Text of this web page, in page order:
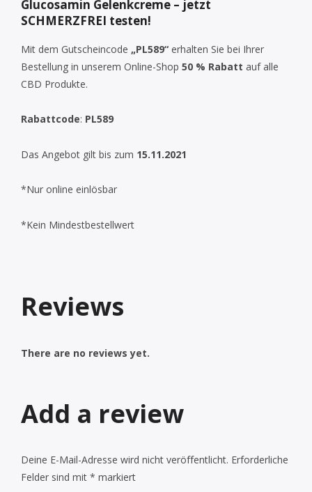
Glucosamin Gelenkcreme – jetzt
SCHMERZFREI testen!
Mit dem Gutscheincode „PL589“ erhalten Sie bei Ihrer
Bestellung in unserem Online-Shop 50 % Rabatt auf alle
CBD Produkte.
Rabattcode: PL589
Das Angebot gilt bis zum 15.11.2021
*Nur online einlösbar
*Kein Mindestbestellwert
Reviews
There are no reviews yet.
Add a review
Deine E-Mail-Adresse wird nicht veröffentlicht. Erforderliche
Felder sind mit * markiert